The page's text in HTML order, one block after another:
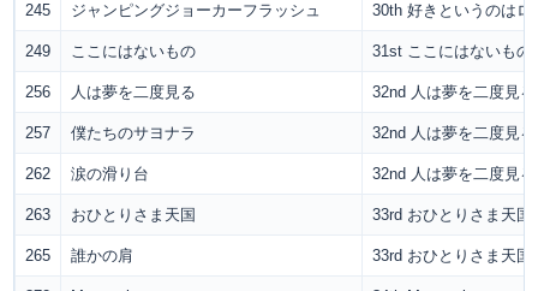
245 ジャンピングジョーカーフラッシュ 30th 好きというのはロ
249 ここにはないもの 31st ここにはないもの
256 人は夢を二度見る 32nd 人は夢を二度見る
257 僕たちのサヨナラ 32nd 人は夢を二度見る
262 涙の滑り台 32nd 人は夢を二度見る
263 おひとりさま天国 33rd おひとりさま天国
265 誰かの肩 33rd おひとりさま天国